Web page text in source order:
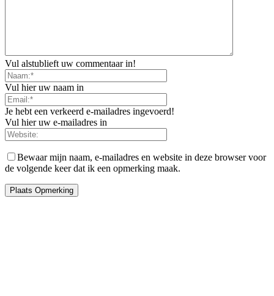
Vul alstublieft uw commentaar in!
Vul hier uw naam in
Je hebt een verkeerd e-mailadres ingevoerd!
Vul hier uw e-mailadres in
Bewaar mijn naam, e-mailadres en website in deze browser voor
de volgende keer dat ik een opmerking maak.